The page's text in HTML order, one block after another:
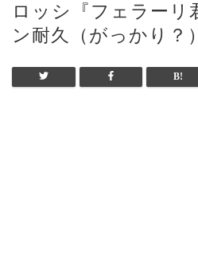
ロッシ『フェラーリ
ン耐久（がっかり？